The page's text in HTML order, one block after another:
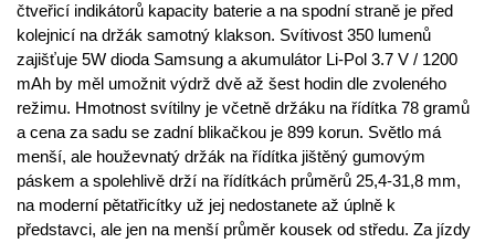
čtveřicí indikátorů kapacity baterie a na spodní straně je před
kolejnicí na držák samotný klakson. Svítivost 350 lumenů
zajišťuje 5W dioda Samsung a akumulátor Li-Pol 3.7 V / 1200
mAh by měl umožnit výdrž dvě až šest hodin dle zvoleného
režimu. Hmotnost svítilny je včetně držáku na řídítka 78 gramů
a cena za sadu se zadní blikačkou je 899 korun. Světlo má
menší, ale houževnatý držák na řídítka jištěný gumovým
páskem a spolehlivě drží na řídítkách průměrů 25,4-31,8 mm,
na moderní pětatřicítky už jej nedostanete až úplně k
představci, ale jen na menší průměr kousek od středu. Za jízdy